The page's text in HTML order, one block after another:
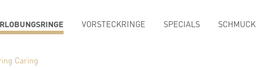
VORSTECKRINGE SPECIALS SCHMUCK
Caring